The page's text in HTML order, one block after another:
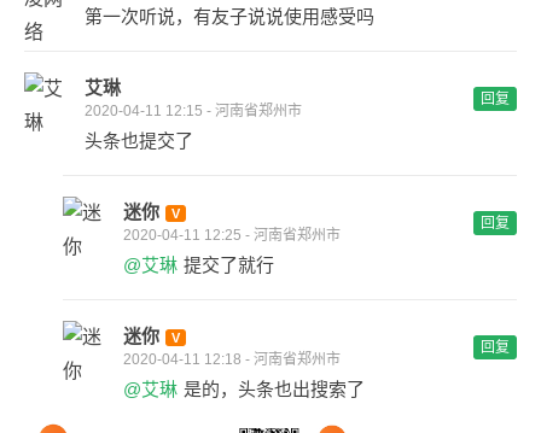
第一次听说，有友子说说使用感受吗
艾琳
2020-04-11 12:15 - 河南省郑州市
回复
头条也提交了
迷你
2020-04-11 12:25 - 河南省郑州市
回复
@艾琳 提交了就行
迷你
2020-04-11 12:18 - 河南省郑州市
回复
@艾琳 是的，头条也出搜索了